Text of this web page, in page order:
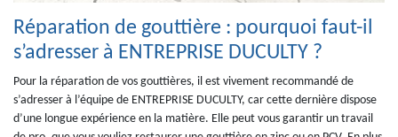
Réparation de gouttière : pourquoi faut-il
s’adresser à ENTREPRISE DUCULTY ?
Pour la réparation de vos gouttières, il est vivement recommandé de
s’adresser à l’équipe de ENTREPRISE DUCULTY, car cette dernière dispose
d’une longue expérience en la matière. Elle peut vous garantir un travail